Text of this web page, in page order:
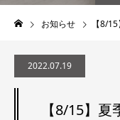
お知らせ 【8/
2022.07.19
【8/15】